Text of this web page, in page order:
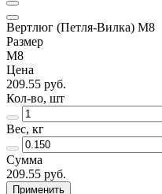
Вертлюг (Петля-Вилка) M8
Размер
М8
Цена
209.55 руб.
Кол-во, шт
Вес, кг
Сумма
209.55 руб.
Применить